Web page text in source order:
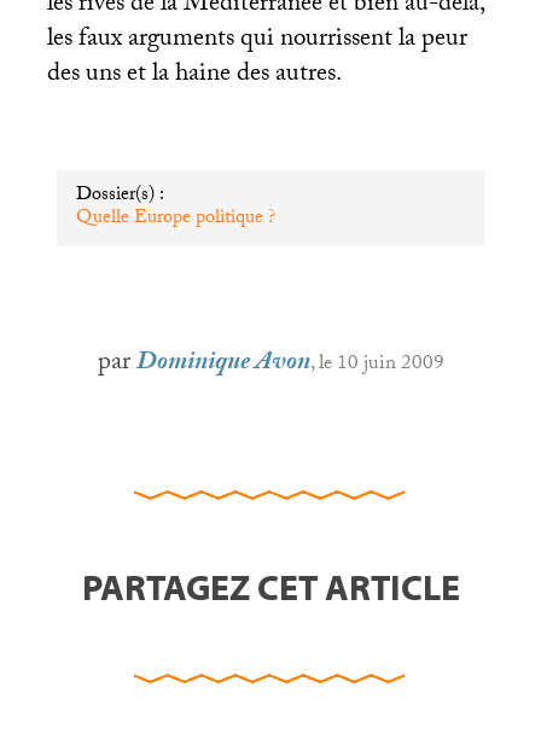
les faux arguments qui nourrissent la peur
des uns et la haine des autres.
Dossier(s) :
Quelle Europe politique?
parDominique Avon, le 10 juin 2009
PARTAGEZ CET ARTICLE